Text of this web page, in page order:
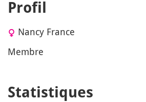
Profil
Nancy France
Membre
Statistiques